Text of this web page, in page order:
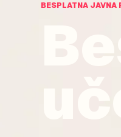
BESPLATNA JAVNA